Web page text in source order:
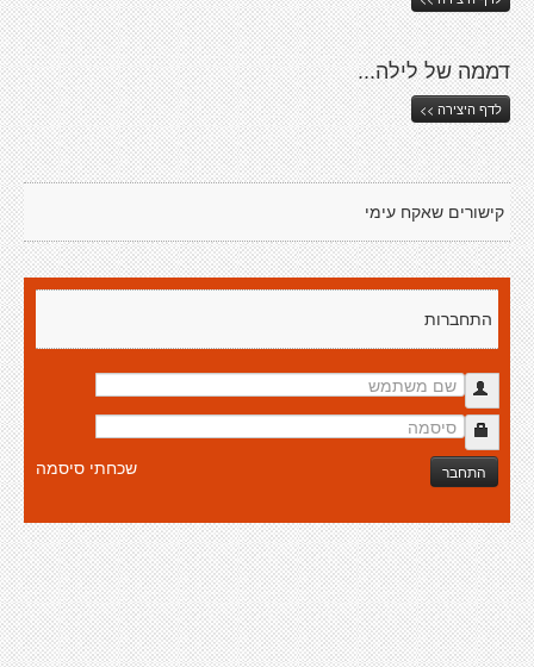
דממה של לילה...
לדף היצירה >>
קישורים שאקח עימי
התחברות
התחבר שכחתי סיסמה